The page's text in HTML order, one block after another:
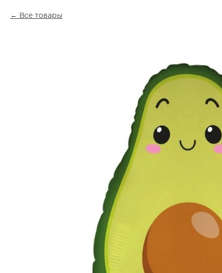
Все товары